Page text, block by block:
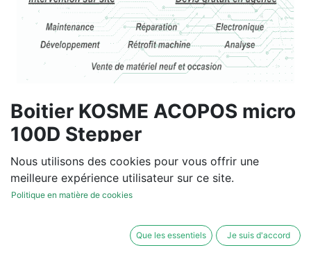
Boitier KOSME ACOPOS micro
100D Stepper
8SD100XD.C04X-K01
Vous souhaitez un devis de
réparation ou de vente, un
diagnostic sur site?
Nous utilisons des cookies pour vous offrir une
meilleure expérience utilisateur sur ce site.
Politique en matière de cookies
Que les essentiels Je suis d'accord